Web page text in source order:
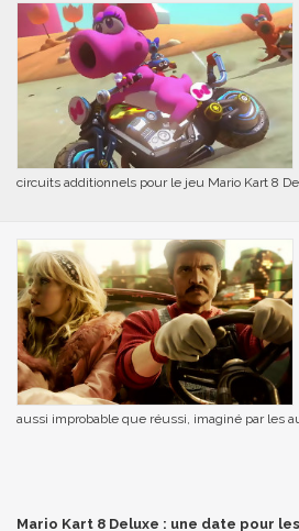
circuits additionnels pour le jeu Mario Kart 8
aussi improbable que réussi, imaginé par les
Mario Kart 8 Deluxe : une date pour